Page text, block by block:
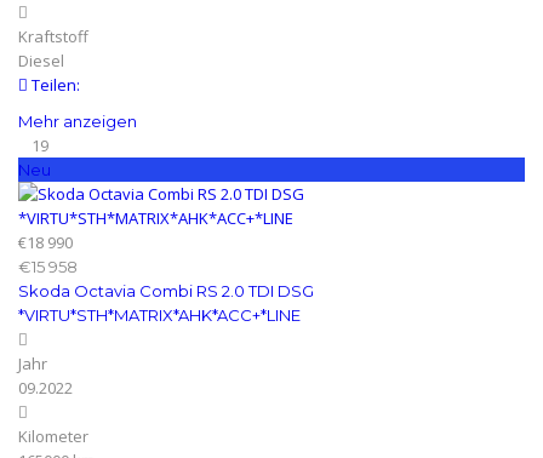
Kraftstoff
Diesel
Teilen:
Mehr anzeigen
19
Neu
€18 990
€15 958
Skoda Octavia Combi RS 2.0 TDI DSG
*VIRTU*STH*MATRIX*AHK*ACC+*LINE
Jahr
09.2022
Kilometer